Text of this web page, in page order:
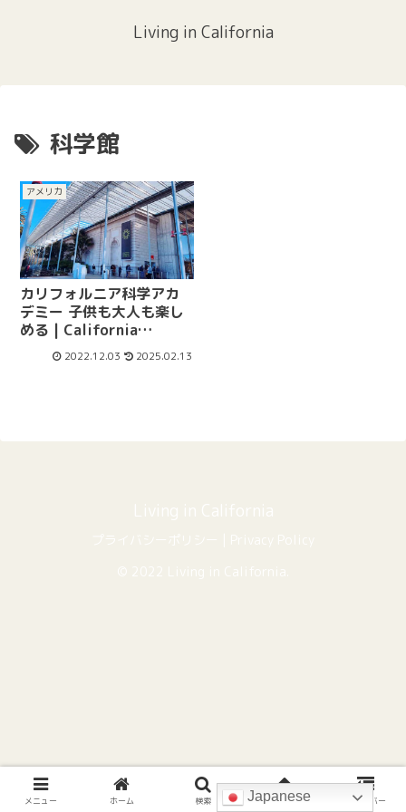
Living in California
科学館
アメリカ
カリフォルニア科学アカ
デミー 子供も大人も楽し
める | California
Academy of Sciences
2022.12.03 2025.02.13
メニュー ホーム 検索 トップ サイドバー
Japanese